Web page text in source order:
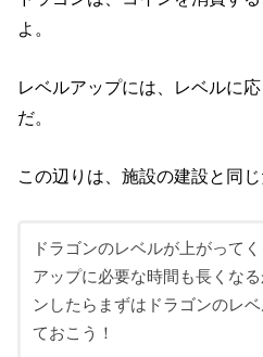
よ。
レベルアップには、レベルに
だ。
この辺りは、施設の建設と同じ
ドラゴンのレベルが上がって
アップに必要な時間も長くな
ンしたらまずはドラゴンのレ
ておこう！